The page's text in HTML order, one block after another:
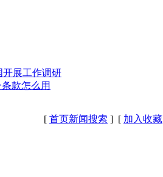
开展工作调研
款怎么用
[ 首页新闻搜索 ] [ 加入收藏